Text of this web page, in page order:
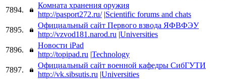
7894.
Комната хранения оружия
http://pasport272.ru/ |Scientific forums and chats
7895.
Официальный сайт Первого взвода ЯФВФЭУ
http://vzvod181.narod.ru |Universities
7896.
Новости iPad
http://topipad.ru |Technology
7897.
Официальный сайт военной кафедры СибГУТИ
http://vk.sibsutis.ru |Universities